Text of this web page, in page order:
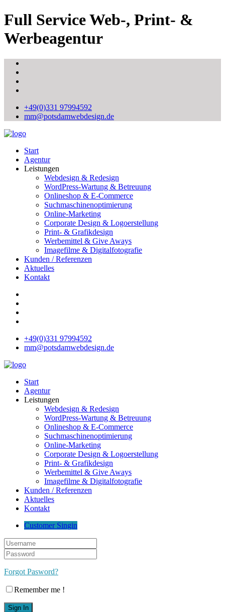
Full Service Web-, Print- &
Werbeagentur
+49(0)331 97994592
mm@potsdamwebdesign.de
Start
Agentur
Leistungen
Webdesign & Redesign
WordPress-Wartung & Betreuung
Onlineshop & E-Commerce
Suchmaschinenoptimierung
Online-Marketing
Corporate Design & Logoerstellung
Print- & Grafikdesign
Werbemittel & Give Aways
Imagefilme & Digitalfotografie
Kunden / Referenzen
Aktuelles
Kontakt
+49(0)331 97994592
mm@potsdamwebdesign.de
Start
Agentur
Leistungen
Webdesign & Redesign
WordPress-Wartung & Betreuung
Onlineshop & E-Commerce
Suchmaschinenoptimierung
Online-Marketing
Corporate Design & Logoerstellung
Print- & Grafikdesign
Werbemittel & Give Aways
Imagefilme & Digitalfotografie
Kunden / Referenzen
Aktuelles
Kontakt
Customer Singin
Forgot Pasword?
Remember me !